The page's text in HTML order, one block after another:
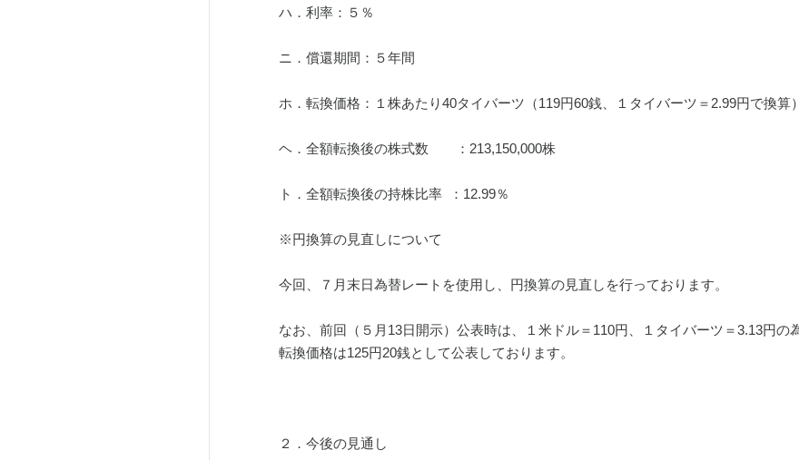
ハ．利率：５％
ニ．償還期間：５年間
ホ．転換価格：１株あたり40タイバーツ（119円60銭、１タイバーツ＝2.99円で換算）
ヘ．全額転換後の株式数　　：213,150,000株
ト．全額転換後の持株比率  ：12.99％
※円換算の見直しについて
今回、７月末日為替レートを使用し、円換算の見直しを行っております。
なお、前回（５月13日開示）公表時は、１米ドル＝110円、１タイバーツ＝3.13円の
転換価格は125円20銭として公表しております。
２．今後の見通し